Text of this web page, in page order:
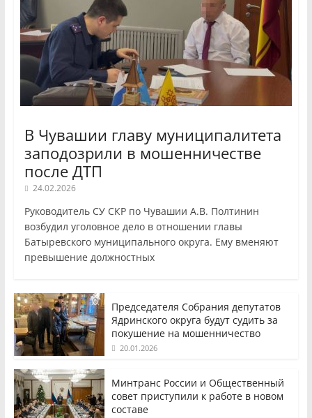
В Чувашии главу муниципалитета
заподозрили в мошенничестве
после ДТП
24.02.2026
Руководитель СУ СКР по Чувашии А.В. Полтинин
возбудил уголовное дело в отношении главы
Батыревского муниципального округа. Ему вменяют
превышение должностных
Председателя Собрания депутатов
Ядринского округа будут судить за
покушение на мошенничество
20.01.2026
Минтранс России и Общественный
совет приступили к работе в новом
составе